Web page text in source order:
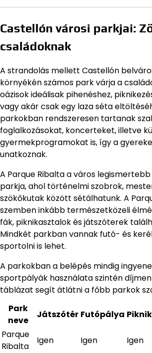
Castellón városi parkjai:
családoknak
A strandolás mellett Castellón
környékén számos park várja a
oázisok ideálisak pihenéshez,
vagy akár csak egy laza séta
parkokban rendszeresen tartanak
foglalkozásokat, koncerteket, illetve
gyermekprogramokat is, így a
unatkoznak.
A Parque Ribalta a város
parkja, ahol történelmi szobrok,
szökőkutak között sétálhatunk. A
szemben inkább természetközeli
fák, piknikasztalok és játszóterek
Mindkét parkban vannak futó- és
sportolni is lehet.
A parkokban a belépés mindig
sportpályák használata szintén
táblázat segít átlátni a főbb parkok
Park
neve
Játszótér Futópálya
Parque
Ribalta
Igen Igen Igen